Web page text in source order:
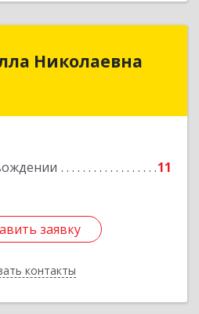
Николаевна
11
заявку
контакты
заявку
Назад